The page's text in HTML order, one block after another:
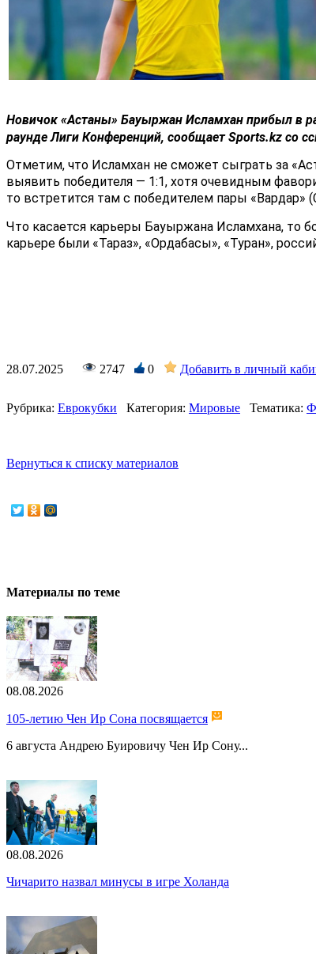
Новичок «Астаны» Бауыржан Исламхан прибыл в
раундеЛиги Конференций, сообщает Sports.kz со
Отметим, что Исламхан не сможет сыграть за
выявить победителя — 1:1, хотя очевидным
то встретится там с победителем пары
Что касается карьеры Бауыржана Исламхана, то
карьере были «Тараз», «Ордабасы», «Туран»,
28.07.2025 2747 0 Добавить в личный
Рубрика: Еврокубки Категория: Мировые Тематика:
Вернуться к списку материалов
Материалы по теме
08.08.2026
105-летию Чен Ир Сона посвящается
6 августа Андрею Буировичу Чен Ир Сону...
08.08.2026
Чичарито назвал минусы в игре Холанда